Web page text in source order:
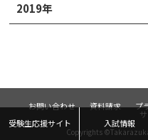
受験生応援サイト 入試情報
2019年
お問い合わせ 資料請求 プ
Copyrights